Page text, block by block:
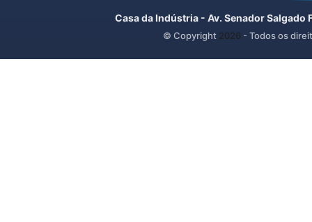
Casa da Indústria - Av. Senador
© Copyright 2026 - Todos os